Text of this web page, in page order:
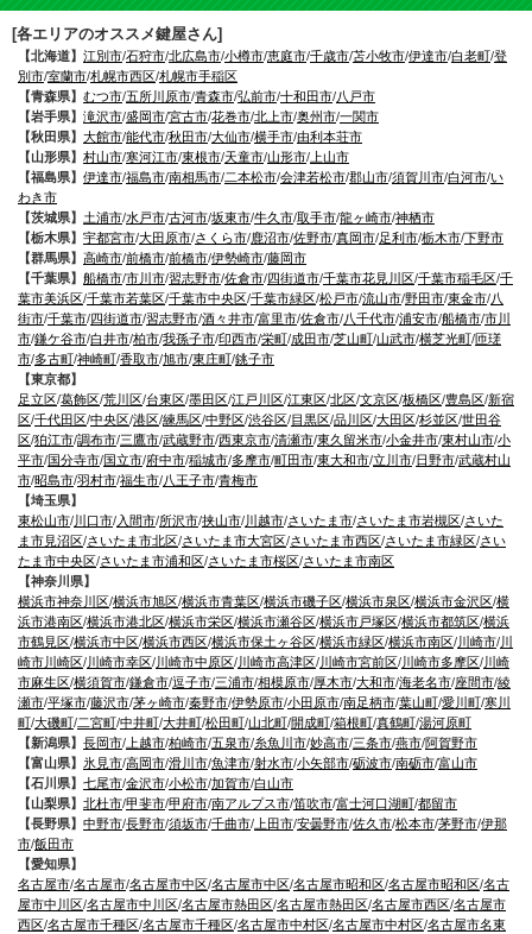
[各エリアのオススメ鍵屋さん]
【北海道】 江別市/石狩市/北広島市/小樽市/恵庭市/千歳市/苫小牧市/伊達市/白老町/登
別市/室蘭市/札幌市西区/札幌市手稲区
【青森県】 むつ市/五所川原市/青森市/弘前市/十和田市/八戸市
【岩手県】 滝沢市/盛岡市/宮古市/花巻市/北上市/奥州市/一関市
【秋田県】 大館市/能代市/秋田市/大仙市/横手市/由利本荘市
【山形県】 村山市/寒河江市/東根市/天童市/山形市/ 上山市
【福島県】 伊達市/福島市/南相馬市/二本松市/会津若松市/郡山市/須賀川市/白河市/い
わき市
【茨城県】 土浦市/水戸市/古河市/坂東市/牛久市/取手市/龍ヶ崎市/神栖市
【栃木県】 宇都宮市/大田原市/さくら市/鹿沼市/佐野市/真岡市/足利市/栃木市/下野市
【群馬県】 高崎市/前橋市/前橋市/伊勢崎市/藤岡市
【千葉県】 船橋市/市川市/習志野市/佐倉市/四街道市/千葉市花見川区/千葉市稲毛区/千
葉市美浜区/千葉市若葉区/千葉市中央区/千葉市緑区/松戸市/流山市/野田市/東金市/八
街市/千葉市/四街道市/習志野市/酒々井市/富里市/佐倉市/八千代市/浦安市/船橋市/市川
市/鎌ケ谷市/白井市/柏市/我孫子市/印西市/栄町/成田市/芝山町/山武市/横芝光町/匝瑳
市/多古町/神崎町/香取市/旭市/東庄町/銚子市
【東京都】
足立区/葛飾区/荒川区/台東区/墨田区/江戸川区/江東区/北区/文京区/板橋区/豊島区/新宿
区/千代田区/中央区/港区/練馬区/中野区/渋谷区/目黒区/品川区/大田区/杉並区/世田谷
区/狛江市/調布市/三鷹市/武蔵野市/西東京市/清瀬市/東久留米市/小金井市/東村山市/小
平市/国分寺市/国立市/府中市/稲城市/多摩市/町田市/東大和市/立川市/日野市/武蔵村山
市/昭島市/羽村市/福生市/八王子市/青梅市
【埼玉県】
東松山市/川口市/入間市/所沢市/挟山市/川越市/さいたま市/さいたま市岩槻区/さいた
ま市見沼区/さいたま市北区/さいたま市大宮区/さいたま市西区/さいたま市緑区/さい
たま市中央区/さいたま市浦和区/さいたま市桜区/さいたま市南区
【神奈川県】
横浜市神奈川区/横浜市旭区/横浜市青葉区/横浜市磯子区/横浜市泉区/横浜市金沢区/横
浜市港南区/横浜市港北区/横浜市栄区/横浜市瀬谷区/横浜市戸塚区/横浜市都筑区/横浜
市鶴見区/横浜市中区/横浜市西区/横浜市保土ヶ谷区/横浜市緑区/横浜市南区/川崎市/川
崎市川崎区/川崎市幸区/川崎市中原区/川崎市高津区/川崎市宮前区/川崎市多摩区/川崎
市麻生区/横須賀市/鎌倉市/逗子市/三浦市/相模原市/厚木市/大和市/海老名市/座間市/綾
瀬市/平塚市/藤沢市/茅ヶ崎市/秦野市/伊勢原市/小田原市/南足柄市/葉山町/愛川町/寒川
町/大磯町/二宮町/中井町/大井町/松田町/山北町/開成町/箱根町/真鶴町/湯河原町
【新潟県】 長岡市/ 上越市/柏崎市/五泉市/糸魚川市/妙高市/三条市/燕市/阿賀野市
【富山県】 氷見市/高岡市/滑川市/魚津市/射水市/小矢部市/砺波市/南砺市/富山市
【石川県】 七尾市/金沢市/小松市/加賀市/白山市
【山梨県】 北杜市/甲斐市/甲府市/南アルプス市/笛吹市/富士河口湖町/都留市
【長野県】 中野市/長野市/須坂市/千曲市/ 上田市/安曇野市/佐久市/松本市/茅野市/伊那
市/飯田市
【愛知県】
名古屋市/名古屋市/名古屋市中区/名古屋市中区/名古屋市昭和区/名古屋市昭和区/名古
屋市中川区/名古屋市中川区/名古屋市熱田区/名古屋市熱田区/名古屋市西区/名古屋市
西区/名古屋市千種区/名古屋市千種区/名古屋市中村区/名古屋市中村区/名古屋市名東